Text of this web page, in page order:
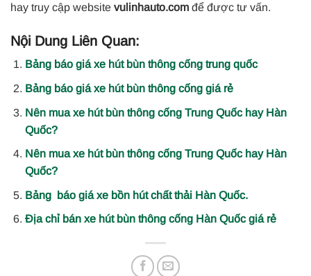
hay truy cập website vulinhauto.com để được tư vấn.
Nội Dung Liên Quan:
Bảng báo giá xe hút bùn thông cống trung quốc
Bảng báo giá xe hút bùn thông cống giá rẻ
Nên mua xe hút bùn thông cống Trung Quốc hay Hàn
Quốc?
Nên mua xe hút bùn thông cống Trung Quốc hay Hàn
Quốc?
Bảng báo giá xe bồn hút chất thải Hàn Quốc.
Địa chỉ bán xe hút bùn thông cống Hàn Quốc giá rẻ